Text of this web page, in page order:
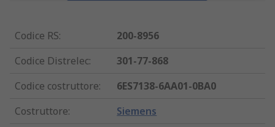
Codice RS:
200-8956
Codice Distrelec:
301-77-868
Codice costruttore:
6ES7138-6AA01-0BA0
Costruttore: Siemens